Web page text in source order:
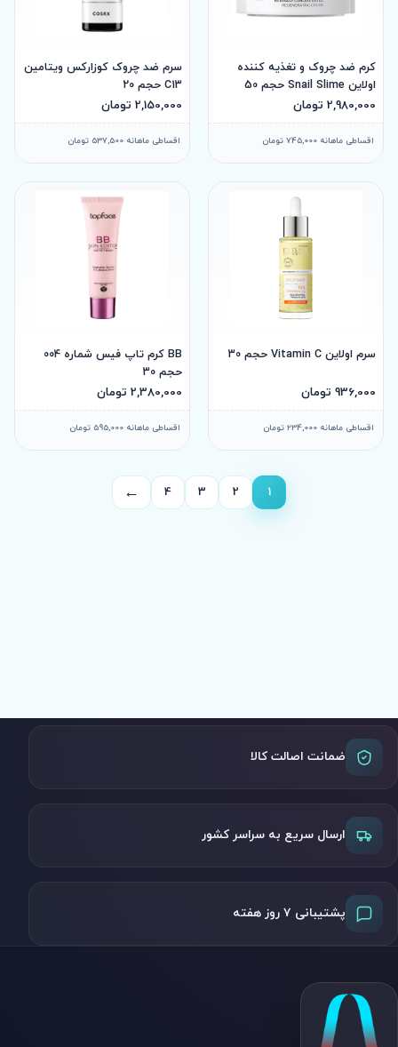
کرم ضد چروک و تغذیه کننده
اولاین Snail Slime حجم 50
2,980,000 تومان
اقساطی ماهانه 745,000 تومان
سرم ضد چروک کوزارکس ویتامین
C13 حجم 20
2,150,000 تومان
اقساطی ماهانه 537,500 تومان
سرم اولاین Vitamin C حجم 30
936,000 تومان
اقساطی ماهانه 234,000 تومان
BB کرم تاپ فیس شماره 004
حجم 30
2,380,000 تومان
اقساطی ماهانه 595,000 تومان
1
2
3
4
←
صفحه
ضمانت اصالت کالا
ارسال سریع به سراسر کشور
پشتیبانی ۷ روز هفته